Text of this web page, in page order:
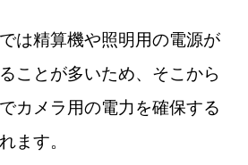
は精算機や照明用の電源が
ことが多いため、そこから
カメラ用の電力を確保する
ます。